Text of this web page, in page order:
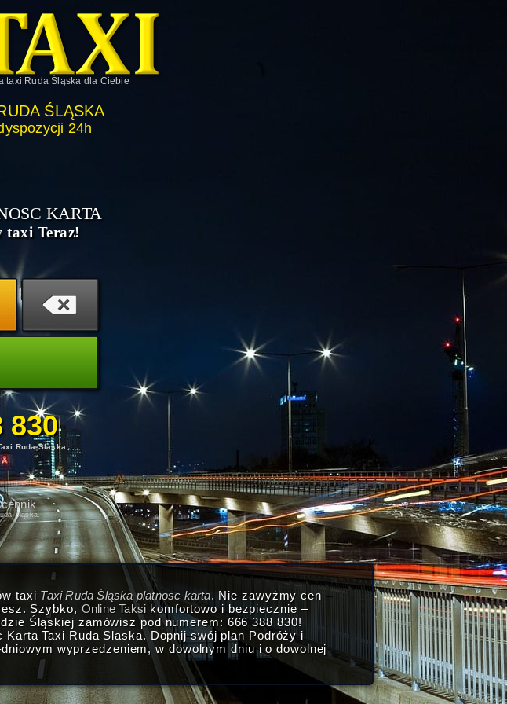
taxi Ruda Śląska dla Ciebie
ŚLĄSKA
24h
KARTA
taxi Teraz!
830
Ruda Slaska
Śląska.
taxi Taxi Ruda Śląska platnosc karta. Nie zawyżmy cen –
Szybko, Online Taksi komfortowo i bezpiecznie –
Śląskiej zamówisz pod numerem: 666 388 830!
Taxi Ruda Slaska. Dopnij swój plan Podróży i
wyprzedzeniem, w dowolnym dniu i o dowolnej